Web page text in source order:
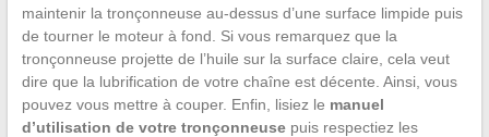
maintenir la tronçonneuse au-dessus d’une surface limpide puis
de tourner le moteur à fond. Si vous remarquez que la
tronçonneuse projette de l’huile sur la surface claire, cela veut
dire que la lubrification de votre chaîne est décente. Ainsi, vous
pouvez vous mettre à couper. Enfin, lisiez le manuel
d’utilisation de votre tronçonneusepuis respectiez les